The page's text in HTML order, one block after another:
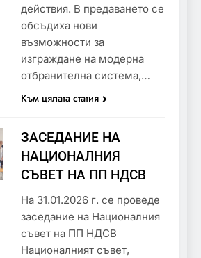
действия. В предаването се
обсъдиха нови
възможности за
изграждане на модерна
отбранителна система,…
Към цялата статия
ЗАСЕДАНИЕ НА
НАЦИОНАЛНИЯ
СЪВЕТ НА ПП НДСВ
На 31.01.2026 г. се проведе
заседание на Националния
съвет на ПП НДСВ
Националният съвет,